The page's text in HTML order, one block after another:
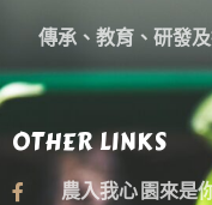
OTHER LINKS
農入我心 園來是
傳承、教育、研發